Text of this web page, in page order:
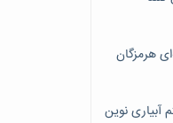
هرمزگان